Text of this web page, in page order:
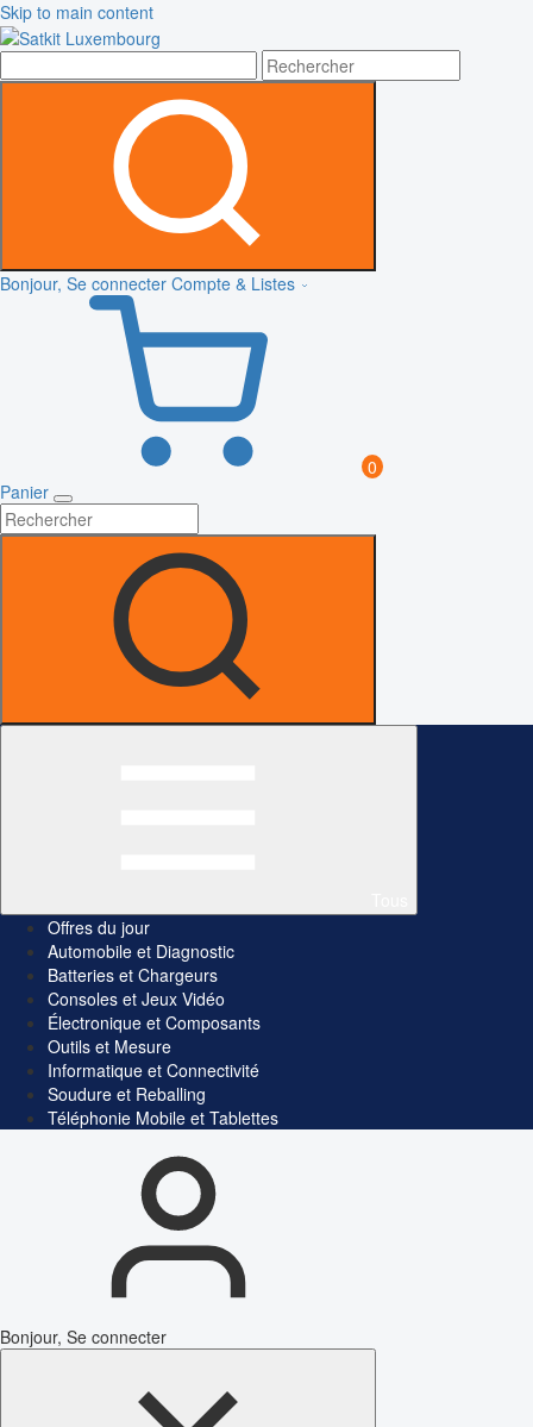
Skip to main content
Bonjour, Se connecter Compte & Listes
0
Panier
Offres du jour
Automobile et Diagnostic
Batteries et Chargeurs
Consoles et Jeux Vidéo
Électronique et Composants
Outils et Mesure
Informatique et Connectivité
Soudure et Reballing
Téléphonie Mobile et Tablettes
Bonjour, Se connecter